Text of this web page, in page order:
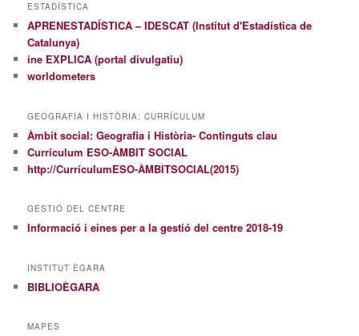
ESTADÍSTICA
APRENESTADÍSTICA – IDESCAT (Institut d'Estadística de
Catalunya)
ine EXPLICA (portal divulgatiu)
worldometers
GEOGRAFIA I HISTÒRIA: CURRÍCULUM
Àmbit social: Geografia i Història- Continguts clau
Currículum ESO-ÀMBIT SOCIAL
http://CurrículumESO-ÀMBITSOCIAL(2015)
GESTIÓ DEL CENTRE
Informació i eines per a la gestió del centre 2018-19
INSTITUT ÈGARA
BIBLIOÈGARA
MAPES